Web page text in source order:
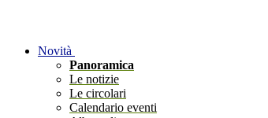
Novità
Panoramica
Le notizie
Le circolari
Calendario eventi